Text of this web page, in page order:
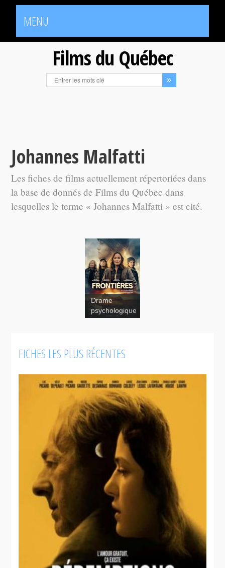
MENU
Films du Québec
Johannes Malfatti
Les fiches de films actuellement répertoriées dans
la base de donnés de Films du Québec dans
lesquelles le terme « Johannes Malfatti » est cité.
Marécages
Drame
psychologique
FICHES LES PLUS RÉCENTES